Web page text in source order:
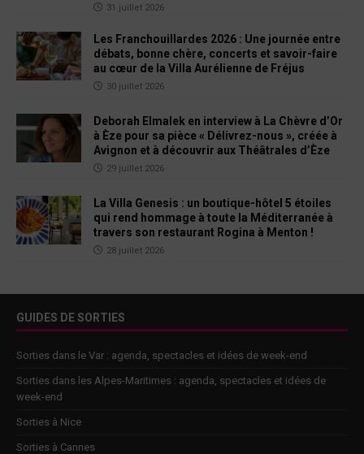
31 juillet 2026
Les Franchouillardes 2026 : Une journée entre
débats, bonne chère, concerts et savoir-faire
au cœur de la Villa Aurélienne de Fréjus
30 juillet 2026
Deborah Elmalek en interview à La Chèvre d’Or
à Èze pour sa pièce « Délivrez-nous », créée à
Avignon et à découvrir aux Théâtrales d’Èze
29 juillet 2026
La Villa Genesis : un boutique-hôtel 5 étoiles
qui rend hommage à toute la Méditerranée à
travers son restaurant Rogina à Menton !
28 juillet 2026
GUIDES DE SORTIES
Sorties dans le Var : agenda, spectacles et idées de week-end
Sorties dans les Alpes-Maritimes : agenda, spectacles et idées de
week-end
Sorties à Nice
Sorties à Cannes